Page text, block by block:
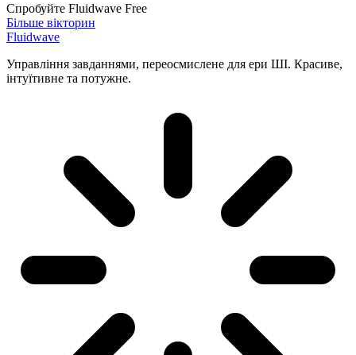
Спробуйте Fluidwave Free
Більше вікторин
Fluidwave
Управління завданнями, переосмислене для ери ШІ. Красиве,
інтуїтивне та потужне.